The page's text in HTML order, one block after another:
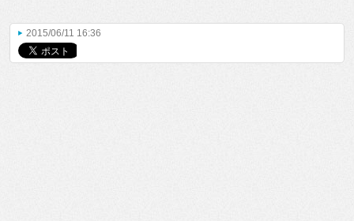
2015/06/11 16:36